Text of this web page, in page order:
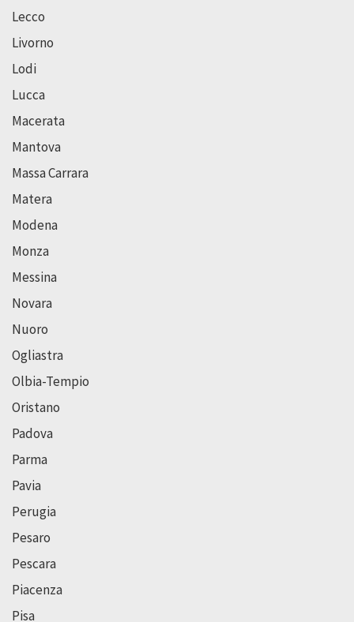
Lecco
Livorno
Lodi
Lucca
Macerata
Mantova
Massa Carrara
Matera
Modena
Monza
Messina
Novara
Nuoro
Ogliastra
Olbia-Tempio
Oristano
Padova
Parma
Pavia
Perugia
Pesaro
Pescara
Piacenza
Pisa